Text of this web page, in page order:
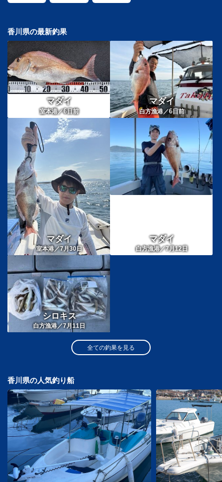
香川県の最新釣果
マダイ
室本港／6日前
マダイ
白方漁港／6 日前
マダイ
室本港／7月30日
マダイ
白方漁港／7月12日
シロキス
白方漁港／7月11日
全ての釣果を見る
香川県の人気釣り船